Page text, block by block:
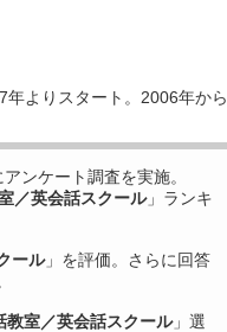
よりスタート。2006年から
アンケート調査を実施。
／英会話スクール」ランキ
ール」を評価。さらに回答
教室／英会話スクール」選